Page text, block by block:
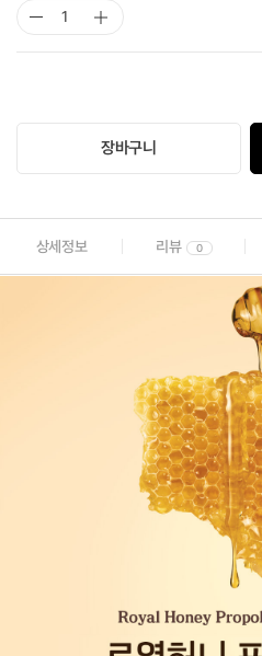
장바구니
상세정보 리뷰 0